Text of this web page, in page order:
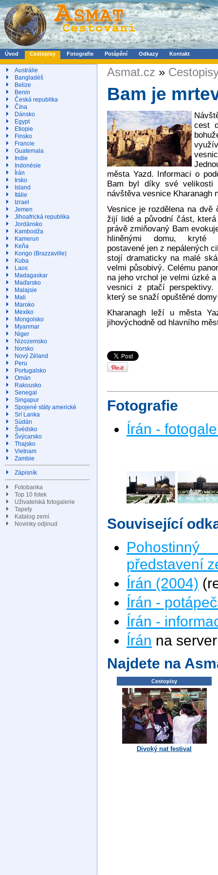
Úvod Cestopisy Fotografie Potápění Odkazy Kontakt
Austrálie
Bangladéš
Belize
Benin
Česká republika
Čína
Dánsko
Egypt
Etiopie
Finsko
Francie
Guatemala
Indie
Indonésie
Írán
Irsko
Island
Itálie
Izrael
Jemen
Jihoafrická republika
Jordánsko
Kambodža
Kamerun
Keňa
Kongo (Brazzaville)
Kuba
Laos
Madagaskar
Maďarsko
Malajsie
Mali
Maroko
Mexiko
Mongolsko
Myanmar
Niger
Nizozemsko
Norsko
Nový Zéland
Peru
Portugalsko
Omán
Rakousko
Senegal
Singapur
Spojené státy americké
Srí Lanka
Súdán
Švédsko
Švýcarsko
Thajsko
Vietnam
Zambie
Zápisník
Fotobanka
Top 10 fotek
Uživatelská fotogalerie
Tapety
Katalog zemí
Novinky odjinud
Asmat.cz »
Bam je
cest
města Yazd. Informaci o
Bam byl díky své velikosti
návštěva vesnice Kharanagh
Vesnice je rozdělena na dvě
žijí lidé a původní část,
právě zmiňovaný Bam
hliněnými domu, kryté
postavené jen z nepálených
stojí dramaticky na malé
velmi působivý. Celému
na jeho vrchol je velmi úzké
vesnici z ptačí perspektivy.
který se snaží opuštěné
Kharanagh leží u města
jihovýchodně od hlavního
Fotografie
Írán -
Související
představení
Írán (2004)
Írán -
Írán -
Írán na
Najdete na
Cestopisy
Divoký nat festival